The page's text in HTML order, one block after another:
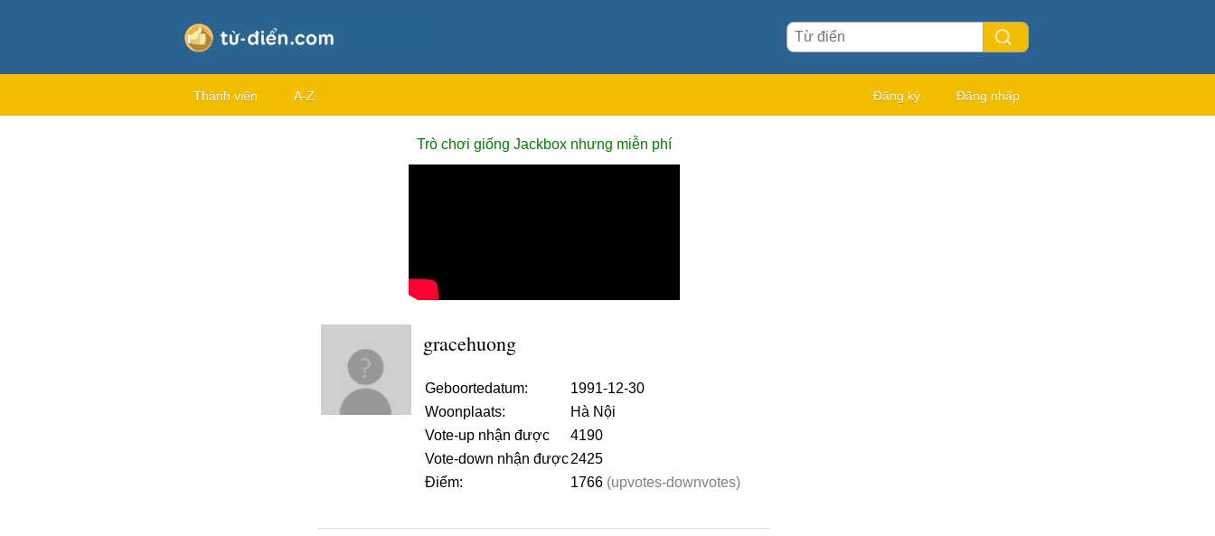
Thành viên A-Z Đăng ký Đăng nhập
Trò chơi giống Jackbox nhưng miễn phí
gracehuong
Geboortedatum:
1991-12-30
Woonplaats:
Hà Nội
Vote-up nhận được
4190
Vote-down nhận được2425
Điểm:
1766 (upvotes-downvotes)